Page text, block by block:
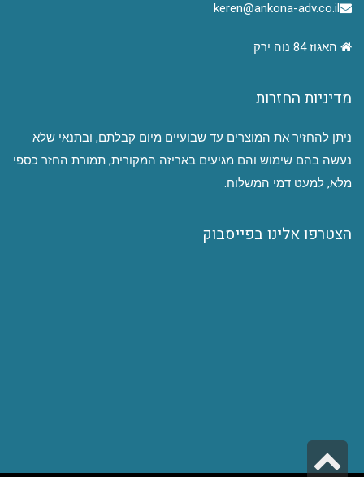
keren@ankona-adv.co.il
האגוז 84 נוה ירק
מדיניות החזרות
ניתן להחזיר את המוצרים עד שבועיים מיום קבלתם, ובתנאי שלא
נעשה בהם שימוש והם מגיעים באריזה המקורית, תמורת החזר כספי
מלא, למעט דמי המשלוח.
הצטרפו אלינו בפייסבוק
גלילה